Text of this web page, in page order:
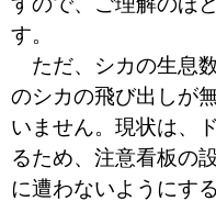
す。
ただ、シカの生息
のシカの飛び出しが
いません。現状は、
るため、注意看板の
に遭わないようにす